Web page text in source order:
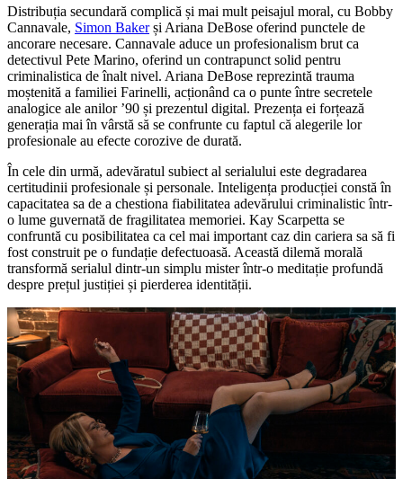
Distribuția secundară complică și mai mult peisajul moral, cu Bobby
Cannavale, Simon Bakerși Ariana DeBose oferind punctele de
ancorare necesare. Cannavale aduce un profesionalism brut ca
detectivul Pete Marino, oferind un contrapunct solid pentru
criminalistica de înalt nivel. Ariana DeBose reprezintă trauma
moștenită a familiei Farinelli, acționând ca o punte între secretele
analogice ale anilor ’90 și prezentul digital. Prezența ei forțează
generația mai în vârstă să se confrunte cu faptul că alegerile lor
profesionale au efecte corozive de durată.
În cele din urmă, adevăratul subiect al serialului este degradarea
certitudinii profesionale și personale. Inteligența producției constă în
capacitatea sa de a chestiona fiabilitatea adevărului criminalistic într-
o lume guvernată de fragilitatea memoriei. Kay Scarpetta se
confruntă cu posibilitatea ca cel mai important caz din cariera sa să fi
fost construit pe o fundație defectuoasă. Această dilemă morală
transformă serialul dintr-un simplu mister într-o meditație profundă
despre prețul justiției și pierderea identității.